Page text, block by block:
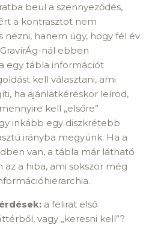
beül a szennyeződés,
a kontrasztot nem
hanem úgy, hogy fél év
nál ebben
egy tábla információt
kell választani, ami
ha ajánlatkéréskor leírod,
kell „elsőre”
inkább egy diszkrétebb
irányba megyünk. Ha a
van, a tábla már látható
az a hiba, ami sokszor még
a felirat első
vagy „keresni kell”?